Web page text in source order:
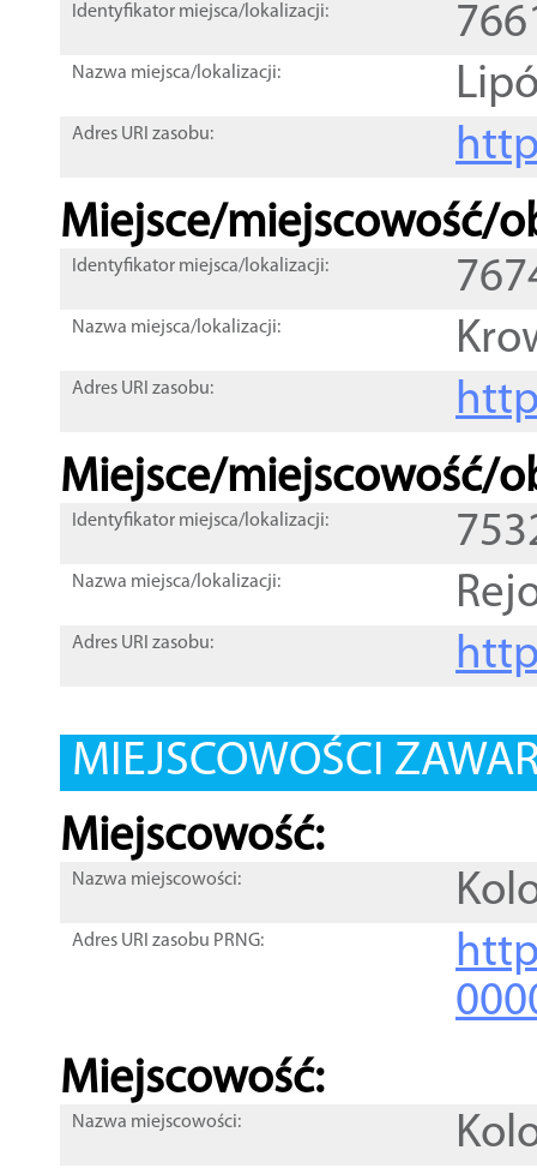
Identyfikator miejsca/lokalizacji:
Nazwa miejsca/lokalizacji:
Adres URI zasobu:
Miejsce/miejscowość/
Identyfikator miejsca/lokalizacji:
Nazwa miejsca/lokalizacji:
Adres URI zasobu:
Miejsce/miejscowość/
Identyfikator miejsca/lokalizacji:
Nazwa miejsca/lokalizacji:
Adres URI zasobu:
MIEJSCOWOŚCI
Miejscowość:
Nazwa miejscowości:
Adres URI zasobu PRNG:
Miejscowość:
Nazwa miejscowości: